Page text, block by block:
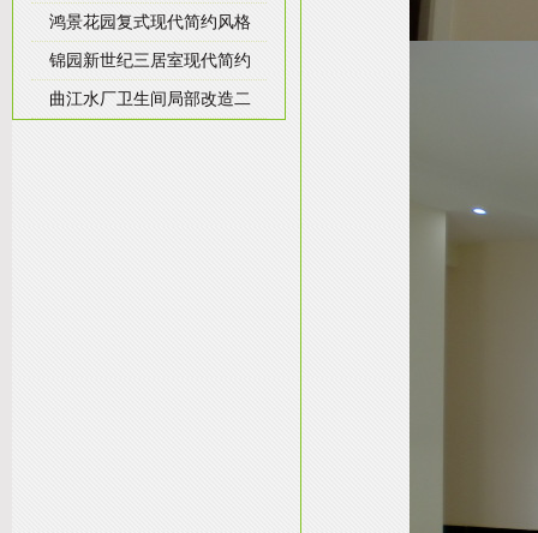
鸿景花园复式现代简约风格
锦园新世纪三居室现代简约
曲江水厂卫生间局部改造二